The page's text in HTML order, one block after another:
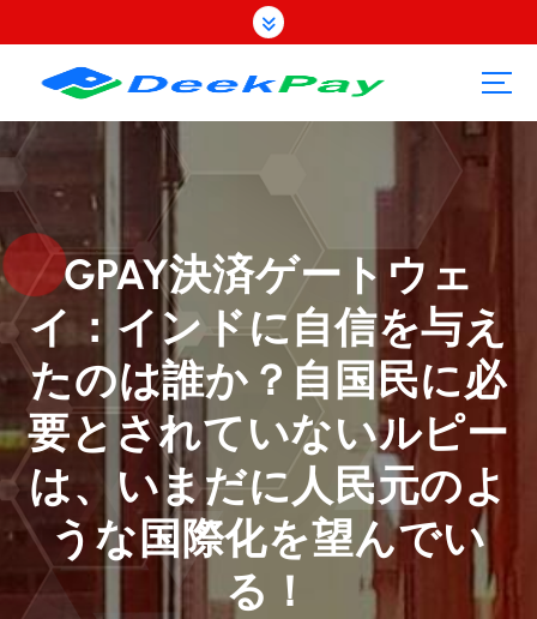
ン
ツ
へ
プ
GPAY決済ゲートウェ
イ：インドに自信を与え
たのは誰か？自国民に必
要とされていないルピー
は、いまだに人民元のよ
うな国際化を望んでい
る！